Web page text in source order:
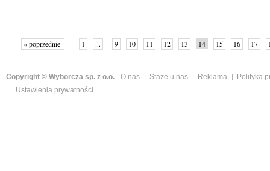
« poprzednie 1 ... 9 10 11 12 13 14 15 16 17
Copyright © Wyborcza sp. z o.o. O nas Staże u nas Reklama
Polityka
Ustawienia prywatności